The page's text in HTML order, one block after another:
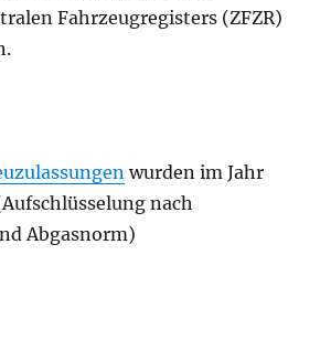
Fahrzeugregisters (ZFZR)
wurden im Jahr
nach
Abgasnorm)